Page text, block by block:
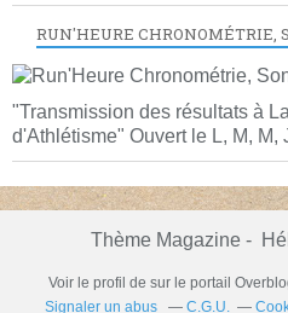
RUN'HEURE CHRONOMÉTRIE,
"Transmission des résultats à
d'Athlétisme" Ouvert le L, M, M,
Thème Magazine -
Voir le profil de sur le portail
Signaler un abus
C.G.U.